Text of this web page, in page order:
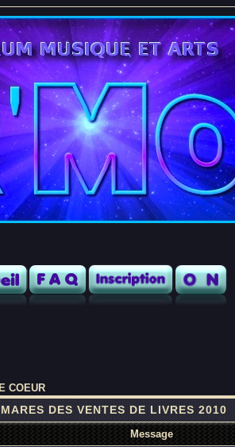
COEUR
DES VENTES DE LIVRES 2010
Message